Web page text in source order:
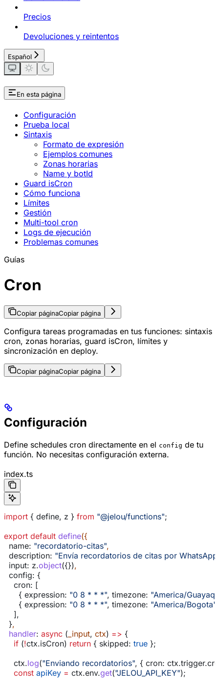
Precios
Devoluciones y reintentos
Español
En esta página
Configuración
Prueba local
Sintaxis
Formato de expresión
Ejemplos comunes
Zonas horarias
Name y botId
Guard isCron
Cómo funciona
Límites
Gestión
Multi-tool cron
Logs de ejecución
Problemas comunes
Guías
Cron
Copiar páginaCopiar página
Configura tareas programadas en tus funciones: sintaxis
cron, zonas horarias, guard isCron, límites y
sincronización en deploy.
Copiar páginaCopiar página
Configuración
Define schedules cron directamente en el config de tu
función. No necesitas configuración externa.
index.ts
import { define, z } from "@jelou/functions";
export default define({
  name:
"recordatorio-citas",
  description:
"Envía recordatorios de citas por
  input:
z.object({}),
  config:
{
    cron:
[
      {
expression: "0 8 * * *", timezone: "America/
      {
expression: "0 8 * * *", timezone: "America/Bogota"
    ],
  }
,
  handler
: async ( _input, ctx) => {
    if
(!ctx.isCron) return { skipped: true };
    ctx
.log("Enviando recordatorios", { cron: ctx.trigger.
    const
apiKey = ctx.env.get("JELOU_API_KEY");